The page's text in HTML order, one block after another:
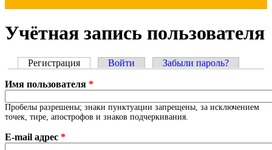
Учётная запись пользователя
Главные вкладки
Регистрация (активная вкладка)
Войти Забыли пароль?
Имя пользователя *
Пробелы разрешены; знаки пунктуации запрещены, за исключением
точек, тире, апострофов и знаков подчеркивания.
E-mail адрес *